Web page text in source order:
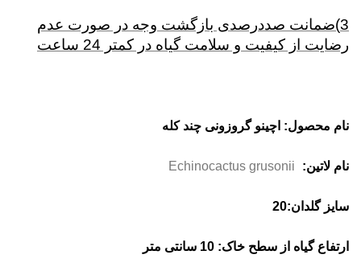
3)ضمانت صددرصدی بازگشت وجه در صورت عدم
رضایت از کیفیت و سلامت گیاه در کمتر 24 ساعت
نام محصول: اچینو گروزونی چند کله
نام لاتین: Echinocactus grusonii
سایز گلدان:20
ارتفاع گیاه از سطح خاک: 10 سانتی متر